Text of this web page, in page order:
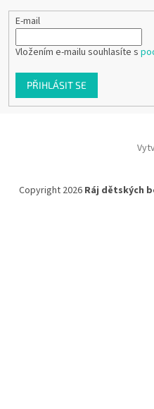
E-mail
Vložením e-mailu souhlasíte s
PŘIHLÁSIT SE
Copyright 2026 Ráj dětských